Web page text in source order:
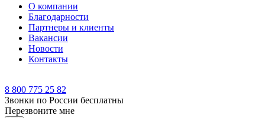
О компании
Благодарности
Партнеры и клиенты
Вакансии
Новости
Контакты
8 800 775 25 82
Звонки по России бесплатны
Перезвоните мне